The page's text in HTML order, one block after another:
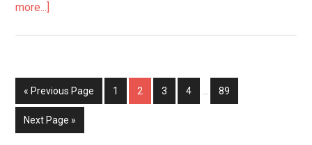
more...]
« Previous Page 1 2 3 4 89
Next Page »